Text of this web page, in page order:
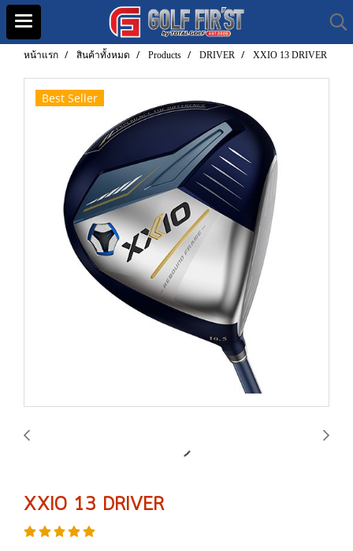
หน้าแรก สินค้าทั้งหมด Products DRIVER XXIO 13 DRIVER
Best Seller
XXIO 13 DRIVER